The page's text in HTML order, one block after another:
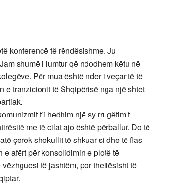
konferencë të rëndësishme. Ju
shumë i lumtur që ndodhem këtu në
Për mua është nder i veçantë të
e tranzicionit të Shqipërisë nga një shtet
t’i hedhim një sy rrugëtimit
me të cilat ajo është përballur. Do të
çerek shekullit të shkuar si dhe të flas
e afërt për konsolidimin e plotë të
të jashtëm, por thellësisht të